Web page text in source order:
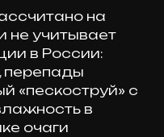
на
не учитывает
в России:
перепады
«пескоструй» с
в
очаги